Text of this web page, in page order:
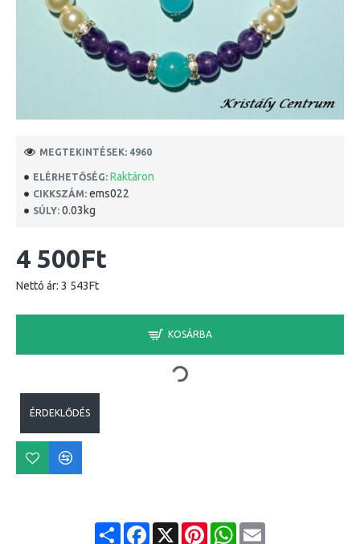
ELÉRHETŐSÉG: Raktáron
CIKKSZÁM: ems022
SÚLY: 0.03kg
MEGTEKINTÉSEK: 4960
4 500Ft
Nettó ár: 3 543Ft
KOSÁRBA
ÉRDEKLŐDÉS
ShareFacebook
X PinterestWhatsApp
Email